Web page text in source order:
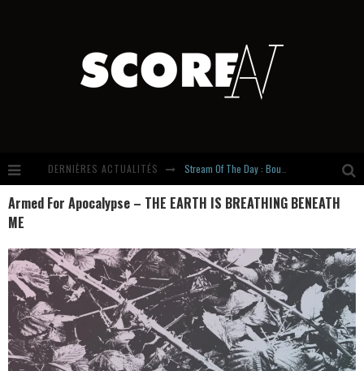
DERNIÈRES ACTUALITÉS
Russian Circles share « Empath » & « Eluvial » singles. Same Language. Different Damage.
Introducing Newcomer : Gudewife
Armed For Apocalypse – THE EARTH IS BREATHING BENEATH
ME